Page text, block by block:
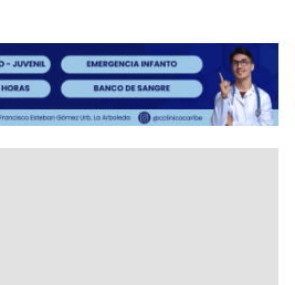
POLÍTICA
TITULARES
ÚLTIMA HORA
ONGs piden a CIDH